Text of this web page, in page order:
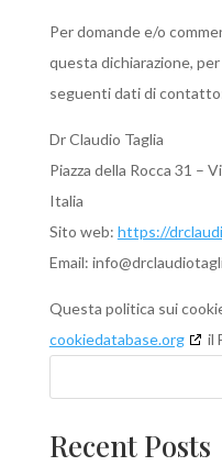
Per domande e/o
questa dichiarazione,
seguenti dati di
Dr Claudio Taglia
Piazza della Rocca 31 –
Italia
Sito web: https://
Email: info@
Questa politica sui
cookiedatabase.org
il
Recent Posts